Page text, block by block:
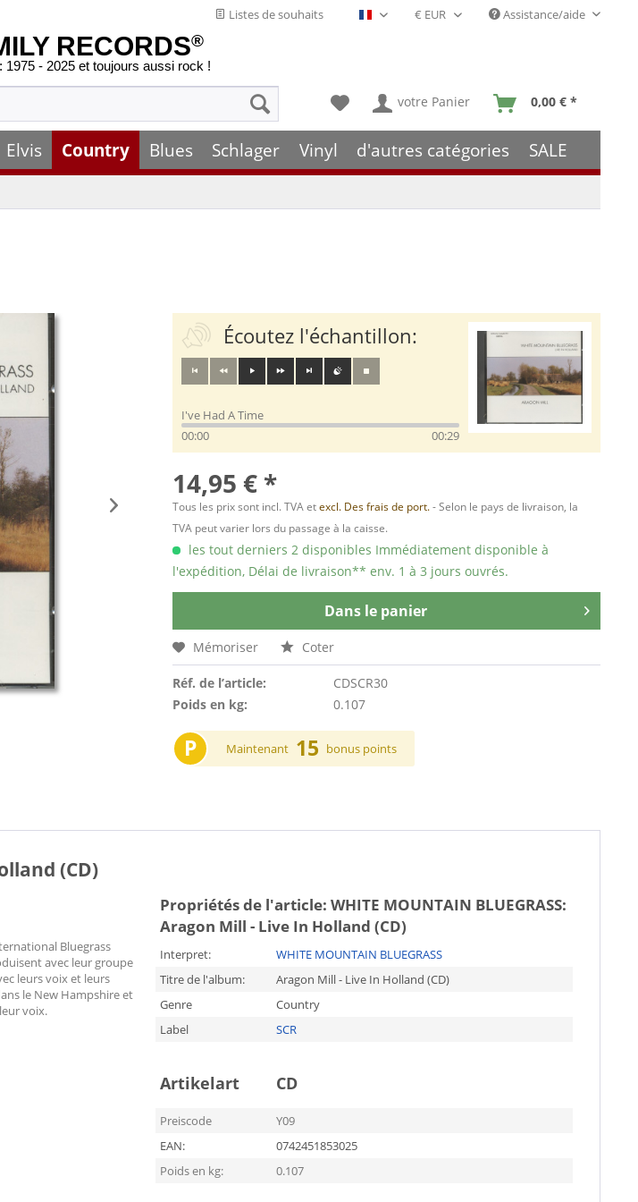
Listes de souhaits Français- FR Assistance/aide
RECORDS®
- 2025 et toujours aussi rock !
votre Panier 0,00 € *
Elvis Country Blues Schlager Vinyl d'autres catégories SALE
Écoutez l'échantillon:
I've Had A Time
00:00
00:29
14,95 € *
Tous les prix sont incl. TVA etexcl. Des frais de port.- Selon le pays de livraison, la
TVA peut varier lors du passage à la caisse.
les tout derniers 2 disponibles Immédiatement disponible à
l'expédition, Délai de livraison** env. 1 à 3 jours ouvrés.
Dans le panier
Mémoriser Coter
Réf. de l’article:
CDSCR30
Poids en kg:
0.107
P Maintenant 15 bonus points
(CD)
Bluegrass
avec leur groupe
leurs voix et leurs
le New Hampshire et
voix.
Propriétés de l'article: WHITE MOUNTAIN BLUEGRASS:
Aragon Mill - Live In Holland (CD)
Interpret:
WHITE MOUNTAIN BLUEGRASS
Titre de l'album:
Aragon Mill - Live In Holland (CD)
Genre
Country
Label
SCR
Artikelart CD
Preiscode
Y09
EAN:
0742451853025
Poids en kg:
0.107